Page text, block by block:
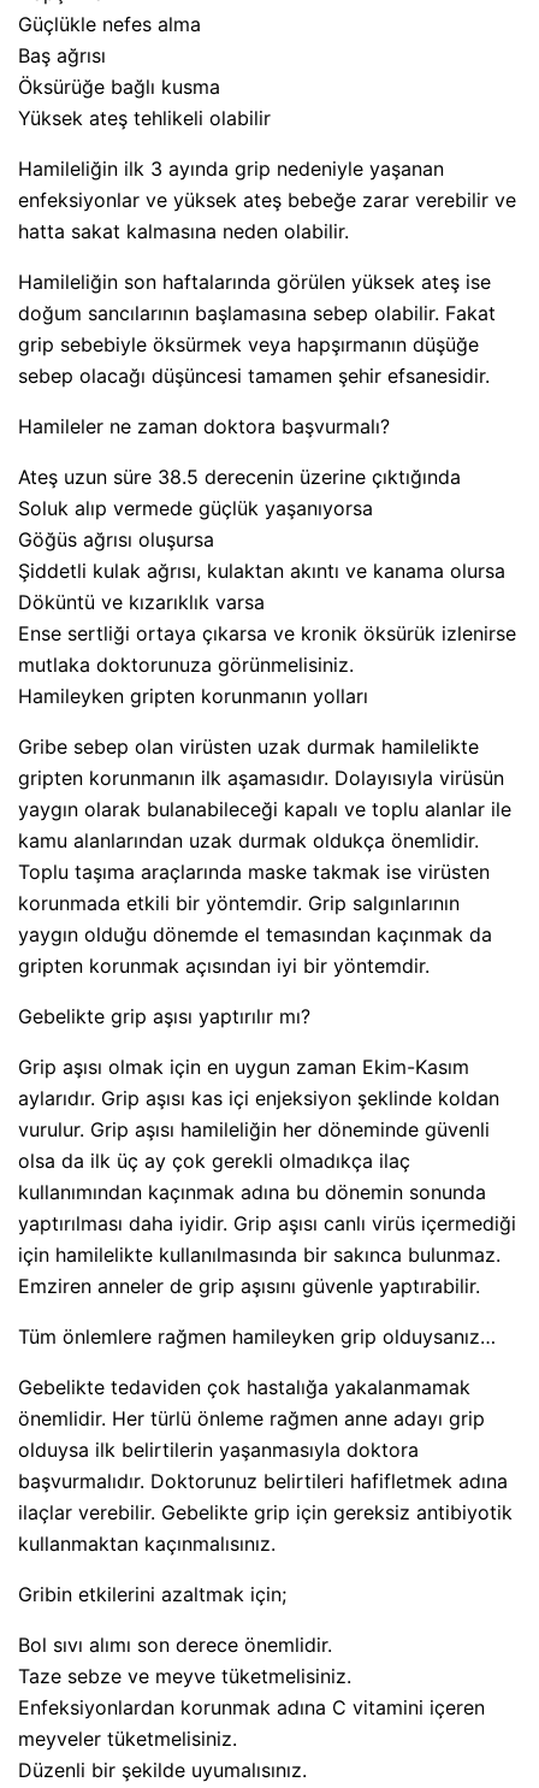
Güçlükle nefes alma
Baş ağrısı
Öksürüğe bağlı kusma
Yüksek ateş tehlikeli olabilir
Hamileliğin ilk 3 ayında grip nedeniyle yaşanan
enfeksiyonlar ve yüksek ateş bebeğe zarar verebilir ve
hatta sakat kalmasına neden olabilir.
Hamileliğin son haftalarında görülen yüksek ateş ise
doğum sancılarının başlamasına sebep olabilir. Fakat
grip sebebiyle öksürmek veya hapşırmanın düşüğe
sebep olacağı düşüncesi tamamen şehir efsanesidir.
Hamileler ne zaman doktora başvurmalı?
Ateş uzun süre 38.5 derecenin üzerine çıktığında
Soluk alıp vermede güçlük yaşanıyorsa
Göğüs ağrısı oluşursa
Şiddetli kulak ağrısı, kulaktan akıntı ve kanama olursa
Döküntü ve kızarıklık varsa
Ense sertliği ortaya çıkarsa ve kronik öksürük izlenirse
mutlaka doktorunuza görünmelisiniz.
Hamileyken gripten korunmanın yolları
Gribe sebep olan virüsten uzak durmak hamilelikte
gripten korunmanın ilk aşamasıdır. Dolayısıyla virüsün
yaygın olarak bulanabileceği kapalı ve toplu alanlar ile
kamu alanlarından uzak durmak oldukça önemlidir.
Toplu taşıma araçlarında maske takmak ise virüsten
korunmada etkili bir yöntemdir. Grip salgınlarının
yaygın olduğu dönemde el temasından kaçınmak da
gripten korunmak açısından iyi bir yöntemdir.
Gebelikte grip aşısı yaptırılır mı?
Grip aşısı olmak için en uygun zaman Ekim-Kasım
aylarıdır. Grip aşısı kas içi enjeksiyon şeklinde koldan
vurulur. Grip aşısı hamileliğin her döneminde güvenli
olsa da ilk üç ay çok gerekli olmadıkça ilaç
kullanımından kaçınmak adına bu dönemin sonunda
yaptırılması daha iyidir. Grip aşısı canlı virüs içermediği
için hamilelikte kullanılmasında bir sakınca bulunmaz.
Emziren anneler de grip aşısını güvenle yaptırabilir.
Tüm önlemlere rağmen hamileyken grip olduysanız…
Gebelikte tedaviden çok hastalığa yakalanmamak
önemlidir. Her türlü önleme rağmen anne adayı grip
olduysa ilk belirtilerin yaşanmasıyla doktora
başvurmalıdır. Doktorunuz belirtileri hafifletmek adına
ilaçlar verebilir. Gebelikte grip için gereksiz antibiyotik
kullanmaktan kaçınmalısınız.
Gribin etkilerini azaltmak için;
Bol sıvı alımı son derece önemlidir.
Taze sebze ve meyve tüketmelisiniz.
Enfeksiyonlardan korunmak adına C vitamini içeren
meyveler tüketmelisiniz.
Düzenli bir şekilde uyumalısınız.